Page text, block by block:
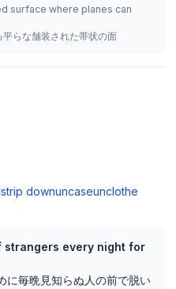
surface where planes can
らな舗装された帯状の面
strip downuncaseunclothe
strangers every night for
に毎晩見知らぬ人の前で脱い